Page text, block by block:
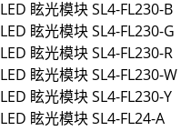
LED 眩光模块SL4-FL230-B
LED 眩光模块SL4-FL230-G
LED 眩光模块SL4-FL230-R
LED 眩光模块SL4-FL230-W
LED 眩光模块SL4-FL230-Y
LED 眩光模块SL4-FL24-A